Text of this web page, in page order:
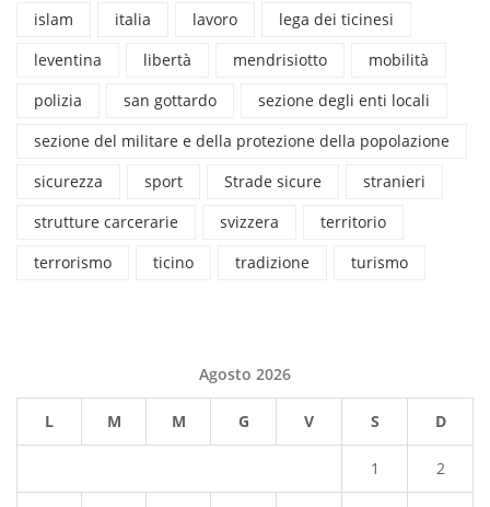
islam
italia lavoro
lega dei ticinesi
leventina
libertà mendrisiotto
mobilità
polizia
san gottardo
sezione degli enti locali
sezione del militare e della protezione della popolazione
sicurezza
sport Strade sicure
stranieri
strutture carcerarie
svizzera
territorio
terrorismo
ticino tradizione turismo
Agosto 2026
L M M G V S D
1 2